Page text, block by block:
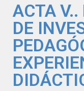
ACTA
DE